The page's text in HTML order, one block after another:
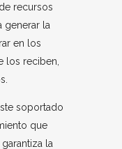
recursos
generar la
en los
los reciben,
soportado
que
garantiza la